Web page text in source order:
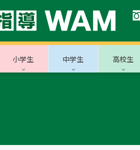
小学生 中学生 高校生